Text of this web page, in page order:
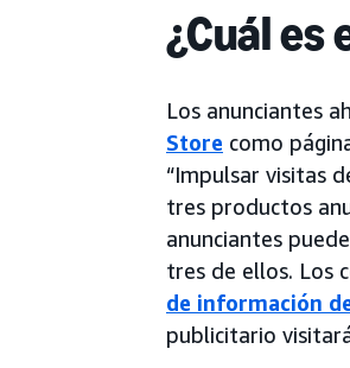
¿Cuál es
Los anunciantes
Store como
“Impulsar visitas
tres productos
anunciantes
tres de ellos. Los
de información
publicitario